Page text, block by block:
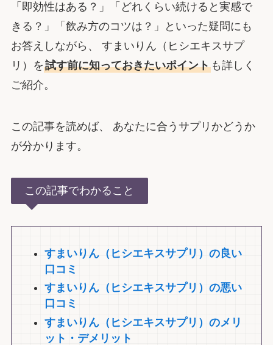
「即効性はある？」「どれくらい続けると実感で
きる？」「飲み方のコツは？」といった疑問にも
お答えしながら、 すまいりん（ヒシエキスサプ
リ）を試す前に知っておきたいポイントも詳しく
ご紹介。
この記事を読めば、 あなたに合うサプリかどうか
が分かります。
この記事でわかること
すまいりん（ヒシエキスサプリ）の良い
口コミ
すまいりん（ヒシエキスサプリ）の悪い
口コミ
すまいりん（ヒシエキスサプリ）のメリ
ット・デメリット